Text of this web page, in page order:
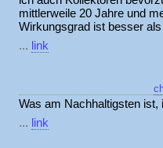
mittlerweile 20 Jahre und
Wirkungsgrad ist besser
... link
Was am Nachhaltigsten ist,
... link